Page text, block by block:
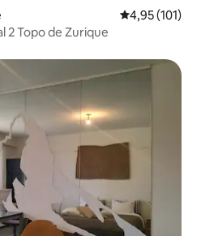
4,95 de uma
4,95 (101)
2 Topo de Zurique